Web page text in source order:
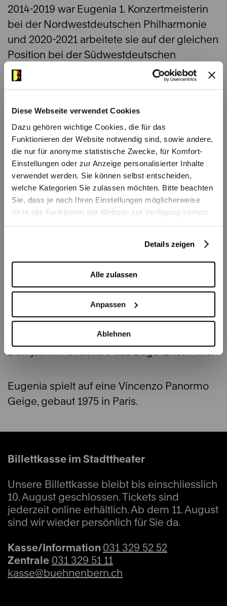
Diese Webseite verwendet Cookies
Dazu gehören wichtige Cookies, die für das
Funktionieren der Website notwendig sind, sowie andere,
die nur für anonyme statistische Zwecke, für Komfort-
Einstellungen oder zur Anzeige personalisierter Inhalte
verwendet werden. Sie können selbst entscheiden,
welche Kategorien Sie zulassen möchten. Bitte beachten
Sie, dass je nach Ihren Einstellungen möglicherweise
nicht alle Funktionen der Website zur Verfügung stehen.
Details zeigen
Alle zulassen
Anpassen
Ablehnen
2014-2019 war Eugenia 1. Konzertmeisterin
bei der Nordwestdeutschen Philharmonie
und 2020-2021 arbeitete sie auf der gleichen
Position bei der Südwestdeutschen
Philharmonie in Konstanz.
Konzertmeisterin des Orchestre de
Chambre de Fribourg. Darüber hinaus ist
Eugenia eine viel gefragte Gast-
Konzertmeisterin bei Festival Strings Luzern,
Opera de La Monnaie in Brüssel, Orchestre
National de Belgique, Orchestre de la Suisse
Romande, Basel Symphonieorchester,
Duisburger Philharmoniker , Deutsche Radio
Neben ihrer Tätigkeit als Konzertmeisterin
hat Eugenia eine große Leidenschaft für
Kammermusik. Zusammen mit ihrem Mann
Gilad Karni und dem Pianisten Dmitri
Demjachkin bildet sie das Edge-Ensemble.
Eugenia spielt auf eine Vincenzo Panormo
Geige, gebaut 1975 in Paris.
Billettkasse im Stadttheater
Unsere Billettkasse bleibt bis einschliesslich
10. August geschlossen. Tickets sind
jederzeit online erhältlich. Ab dem 11. August
sind wir wieder persönlich für Sie da.
Kasse/Information 031 329 52 52
Zentrale 031 329 51 11
kasse@buehnenbern.ch